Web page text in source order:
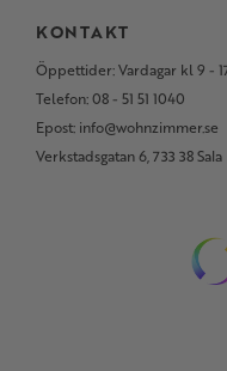
KONTAKT
Öppettider: Vardagar kl 9 -
Telefon: 08 - 51 51 1040
Epost: info@wohnzimmer.se
Verkstadsgatan 6, 733 38 Sala